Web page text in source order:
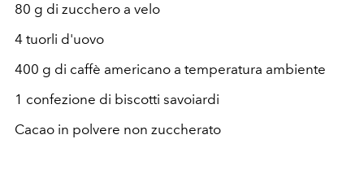
80 g di zucchero a velo
4 tuorli d'uovo
400 g di caffè americano a temperatura ambiente
1 confezione di biscotti savoiardi
Cacao in polvere non zuccherato